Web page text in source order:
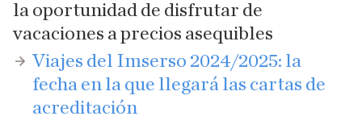
la oportunidad de disfrutar de
vacaciones a precios asequibles
​Viajes del Imserso 2024/2025: la
fecha en la que llegará las cartas de
acreditación